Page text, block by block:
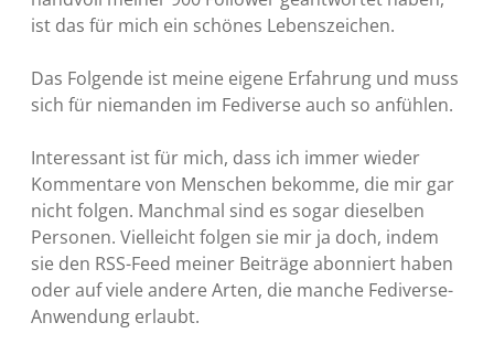
ist das für mich ein schönes Lebenszeichen.
Das Folgende ist meine eigene Erfahrung und muss
sich für niemanden im Fediverse auch so anfühlen.
Interessant ist für mich, dass ich immer wieder
Kommentare von Menschen bekomme, die mir gar
nicht folgen. Manchmal sind es sogar dieselben
Personen. Vielleicht folgen sie mir ja doch, indem
sie den RSS-Feed meiner Beiträge abonniert haben
oder auf viele andere Arten, die manche Fediverse-
Anwendung erlaubt.